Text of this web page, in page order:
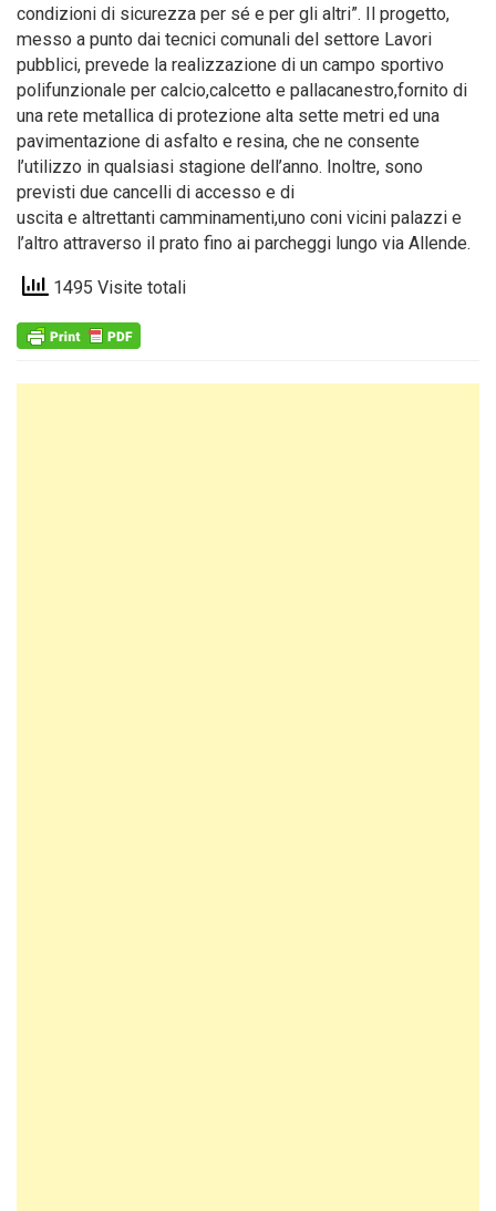
condizioni di sicurezza per sé e per gli altri”. Il progetto,
messo a punto dai tecnici comunali del settore Lavori
pubblici, prevede la realizzazione di un campo sportivo
polifunzionale per calcio,calcetto e pallacanestro,fornito di
una rete metallica di protezione alta sette metri ed una
pavimentazione di asfalto e resina, che ne consente
l’utilizzo in qualsiasi stagione dell’anno. Inoltre, sono
previsti due cancelli di accesso e di
uscita e altrettanti camminamenti,uno coni vicini palazzi e
l’altro attraverso il prato fino ai parcheggi lungo via Allende.
1495 Visite totali